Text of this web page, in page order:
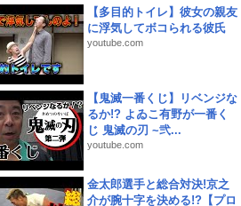
【多目的トイレ】彼女の親友
に浮気してボコられる彼氏
youtube.com
【鬼滅一番くじ】リベンジな
るか!? よゐこ有野が一番く
じ 鬼滅の刃 ~弐...
youtube.com
金太郎選手と総合対決!京之
介が腕十字を決める!?【プロ